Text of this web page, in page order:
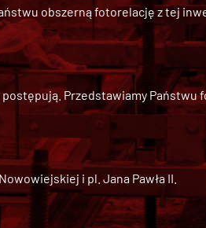
obszerną fotorelację z tej
postępują. Przedstawiamy Państwu
i pl. Jana Pawła II.